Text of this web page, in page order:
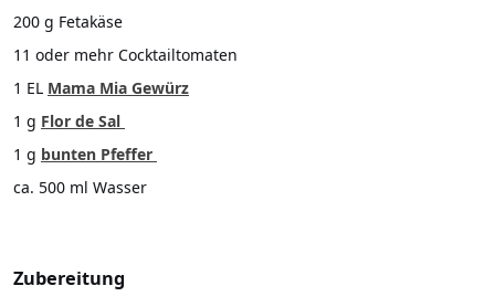
200 g Fetakäse
11 oder mehr Cocktailtomaten
1 EL Mama Mia Gewürz
1 g Flor de Sal
1 g bunten Pfeffer
ca. 500 ml Wasser
Zubereitung